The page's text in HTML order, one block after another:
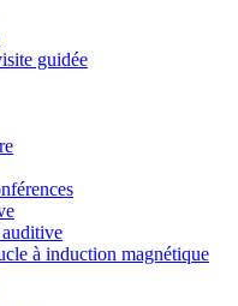
guidée
à induction magnétique